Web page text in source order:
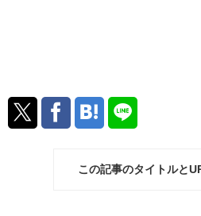
この記事のタイトルと